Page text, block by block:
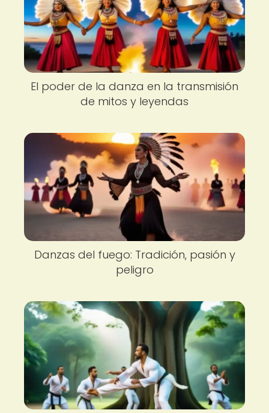
El poder de la danza en la transmisión
de mitos y leyendas
Danzas del fuego: Tradición, pasión y
peligro